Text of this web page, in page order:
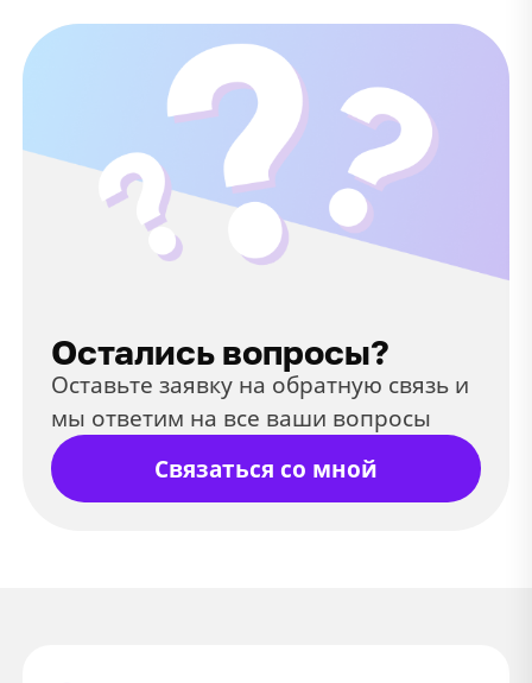
Остались вопросы?
Оставьте заявку на обратную связь и
мы ответим на все ваши вопросы
Связаться со мной